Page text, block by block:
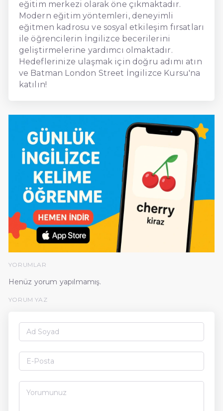
eğitim merkezi olarak öne çıkmaktadır.
Modern eğitim yöntemleri, deneyimli
eğitmen kadrosu ve sosyal etkileşim fırsatları
ile öğrencilerin İngilizce becerilerini
geliştirmelerine yardımcı olmaktadır.
Hedeflerinize ulaşmak için doğru adımı atın
ve Batman London Street İngilizce Kursu'na
katılın!
YORUMLAR
Henüz yorum yapılmamış.
YORUM YAZ